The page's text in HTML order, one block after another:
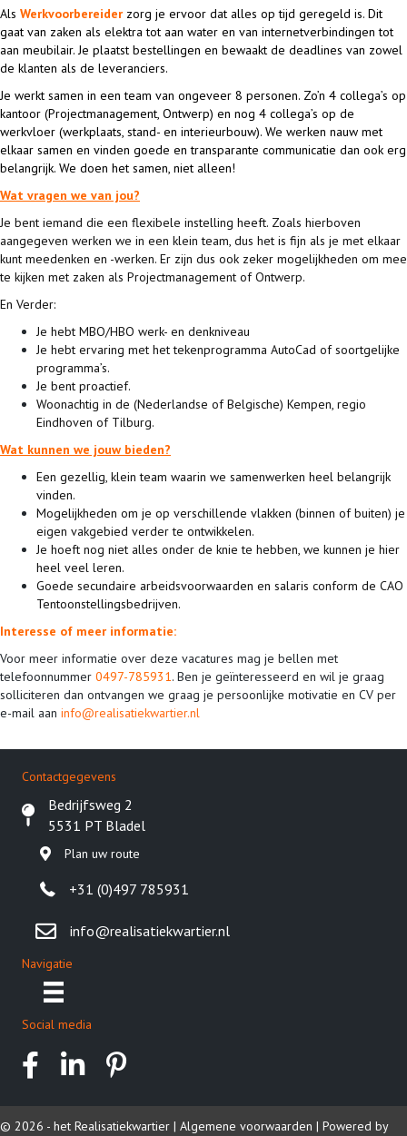
Als Werkvoorbereider zorg je ervoor dat alles op tijd geregeld is. Dit
gaat van zaken als elektra tot aan water en van internetverbindingen tot
aan meubilair. Je plaatst bestellingen en bewaakt de deadlines van zowel
de klanten als de leveranciers.
Je werkt samen in een team van ongeveer 8 personen. Zo’n 4 collega’s op
kantoor (Projectmanagement, Ontwerp) en nog 4 collega’s op de
werkvloer (werkplaats, stand- en interieurbouw). We werken nauw met
elkaar samen en vinden goede en transparante communicatie dan ook erg
belangrijk. We doen het samen, niet alleen!
Wat vragen we van jou?
Je bent iemand die een flexibele instelling heeft. Zoals hierboven
aangegeven werken we in een klein team, dus het is fijn als je met elkaar
kunt meedenken en -werken. Er zijn dus ook zeker mogelijkheden om mee
te kijken met zaken als Projectmanagement of Ontwerp.
En Verder:
Je hebt MBO/HBO werk- en denkniveau
Je hebt ervaring met het tekenprogramma AutoCad of soortgelijke
programma’s.
Je bent proactief.
Woonachtig in de (Nederlandse of Belgische) Kempen, regio
Eindhoven of Tilburg.
Wat kunnen we jouw bieden?
Een gezellig, klein team waarin we samenwerken heel belangrijk
vinden.
Mogelijkheden om je op verschillende vlakken (binnen of buiten) je
eigen vakgebied verder te ontwikkelen.
Je hoeft nog niet alles onder de knie te hebben, we kunnen je hier
heel veel leren.
Goede secundaire arbeidsvoorwaarden en salaris conform de CAO
Tentoonstellingsbedrijven.
Interesse of meer informatie:
Voor meer informatie over deze vacatures mag je bellen met
telefoonnummer 0497-785931. Ben je geïnteresseerd en wil je graag
solliciteren dan ontvangen we graag je persoonlijke motivatie en CV per
e-mail aan info@realisatiekwartier.nl
Contactgegevens
Bedrijfsweg 2
5531 PT Bladel
Plan uw route
+31 (0)497 785931
info@realisatiekwartier.nl
Navigatie
Social media
© 2026 - het Realisatiekwartier | Algemene voorwaarden | Powered by